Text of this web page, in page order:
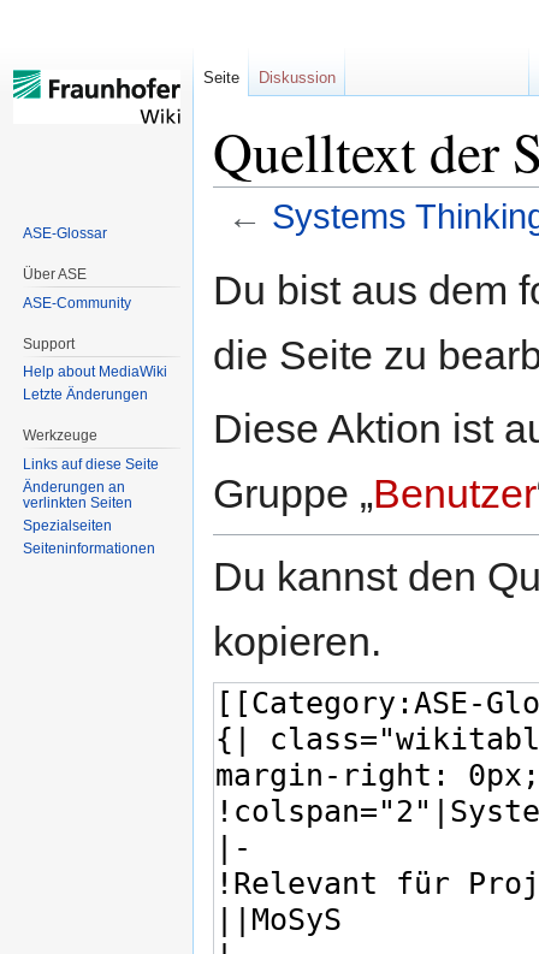
Quelltext der
← Systems
Navigation
Suche
Du bist aus dem
die Seite zu
Diese Aktion ist
Gruppe „Benutzer
Du kannst den
kopieren.
Seite Diskussion
ASE-Glossar
Über ASE
ASE-Community
Support
Help about MediaWiki
Letzte Änderungen
Werkzeuge
Links auf diese Seite
Änderungen an
verlinkten Seiten
Spezialseiten
Seiten­informationen